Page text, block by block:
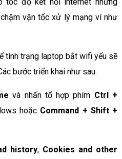
vận tốc xử lý mạng ví như
tình trạng laptop bắt wifi yếu sẽ
bước triển khai như sau:
và nhấn tổ hợp phím Ctrl +
hoặc Command + Shift +
history, Cookies and other